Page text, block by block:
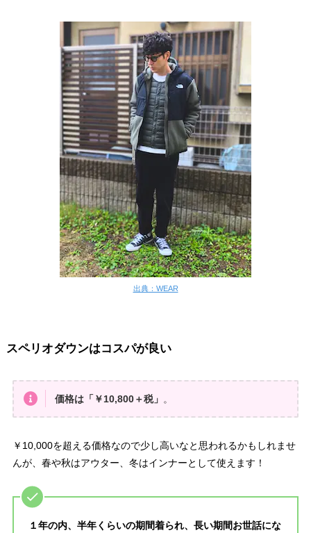
出典：WEAR
スペリオダウンはコスパが良い
価格は 「￥10,800＋税」 。
￥10,000を超える価格なので少し高いなと思われるかもしれませ
んが、春や秋はアウター、冬はインナーとして使えます！
１年の内、半年くらいの期間着られ、長い期間お世話にな